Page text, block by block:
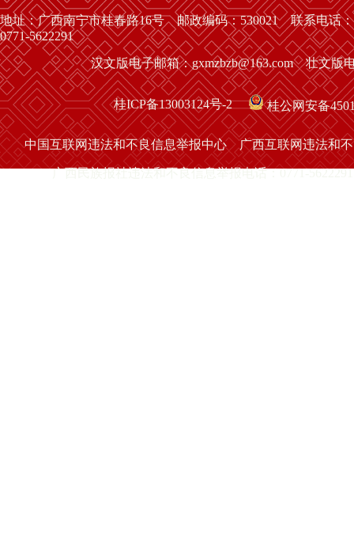
地址：广西南宁市桂春路16号 邮政编码：530021 联系电话：
0771-5622291
汉文版电子邮箱：gxmzbzb@163.com 壮文版
桂ICP备13003124号-2 桂公网安备
中国互联网违法和不良信息举报中心 广西互联网违法和
广西民族报社违法和不良信息举报电话：0771-